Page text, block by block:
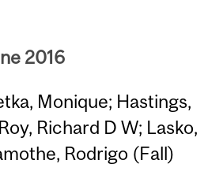
2016
Monique; Hastings,
Richard D W; Lasko,
Rodrigo (Fall)